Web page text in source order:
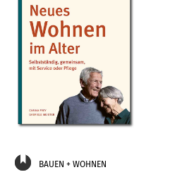
BAUEN + WOHNEN